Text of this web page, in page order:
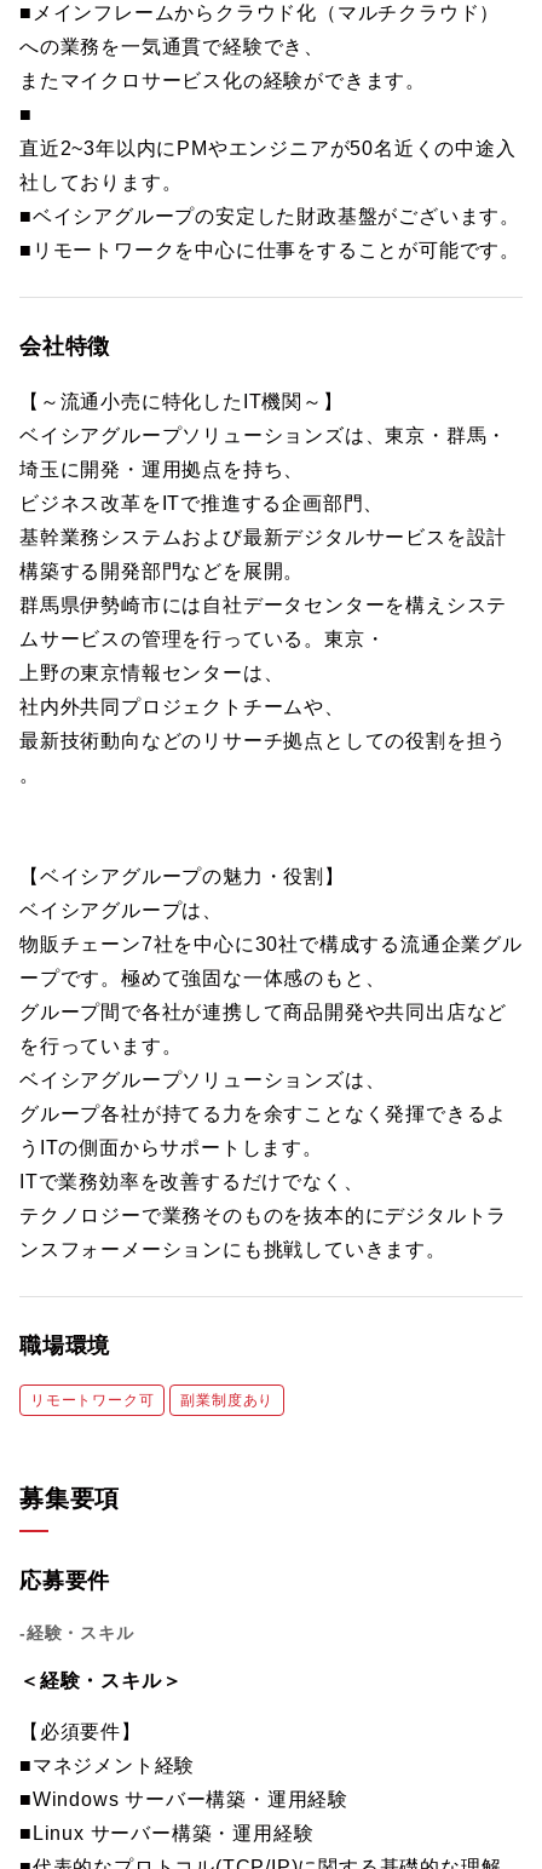
■メインフレームからクラウド化（マルチクラウド）
への業務を一気通貫で経験でき、
またマイクロサービス化の経験ができます。
■
直近2~3年以内にPMやエンジニアが50名近くの中途入
社しております。
■ベイシアグループの安定した財政基盤がございます。
■リモートワークを中心に仕事をすることが可能です。
会社特徴
【～流通小売に特化したIT機関～】
ベイシアグループソリューションズは、東京・群馬・
埼玉に開発・運用拠点を持ち、
ビジネス改革をITで推進する企画部門、
基幹業務システムおよび最新デジタルサービスを設計
構築する開発部門などを展開。
群馬県伊勢崎市には自社データセンターを構えシステ
ムサービスの管理を行っている。東京・
上野の東京情報センターは、
社内外共同プロジェクトチームや、
最新技術動向などのリサーチ拠点としての役割を担う
。
【ベイシアグループの魅力・役割】
ベイシアグループは、
物販チェーン7社を中心に30社で構成する流通企業グル
ープです。極めて強固な一体感のもと、
グループ間で各社が連携して商品開発や共同出店など
を行っています。
ベイシアグループソリューションズは、
グループ各社が持てる力を余すことなく発揮できるよ
うITの側面からサポートします。
ITで業務効率を改善するだけでなく、
テクノロジーで業務そのものを抜本的にデジタルトラ
ンスフォーメーションにも挑戦していきます。
職場環境
リモートワーク可 副業制度あり
募集要項
応募要件
-経験・スキル
＜経験・スキル＞
【必須要件】
■マネジメント経験
■Windows サーバー構築・運用経験
■Linux サーバー構築・運用経験